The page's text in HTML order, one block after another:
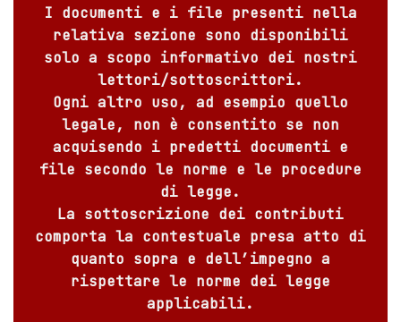
I documenti e i file presenti nella
relativa sezione sono disponibili
solo a scopo informativo dei nostri
lettori/sottoscrittori.
Ogni altro uso, ad esempio quello
legale, non è consentito se non
acquisendo i predetti documenti e
file secondo le norme e le procedure
di legge.
La sottoscrizione dei contributi
comporta la contestuale presa atto di
quanto sopra e dell’impegno a
rispettare le norme dei legge
applicabili.